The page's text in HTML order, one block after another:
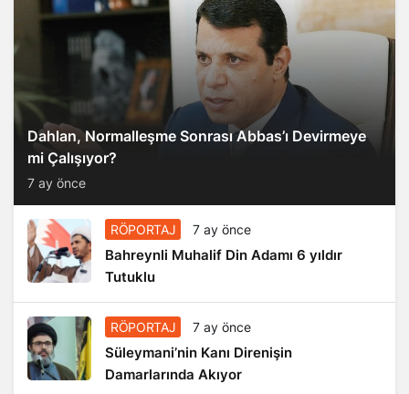
Dahlan, Normalleşme Sonrası Abbas’ı Devirmeye
mi Çalışıyor?
7 ay önce
RÖPORTAJ 7 ay önce
Bahreynli Muhalif Din Adamı 6 yıldır
Tutuklu
RÖPORTAJ 7 ay önce
Süleymani’nin Kanı Direnişin
Damarlarında Akıyor